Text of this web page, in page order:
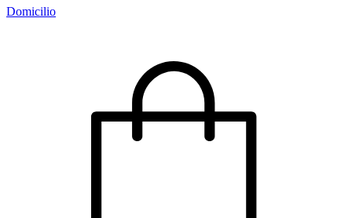
Domicilio